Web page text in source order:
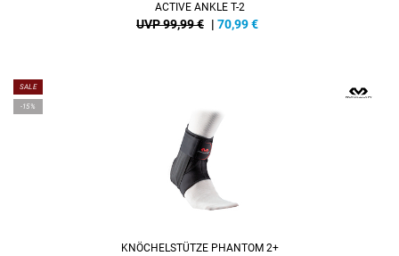
ACTIVE ANKLE T-2
UVP 99,99 € | 70,99€
SALE
-15%
KNÖCHELSTÜTZE PHANTOM 2+